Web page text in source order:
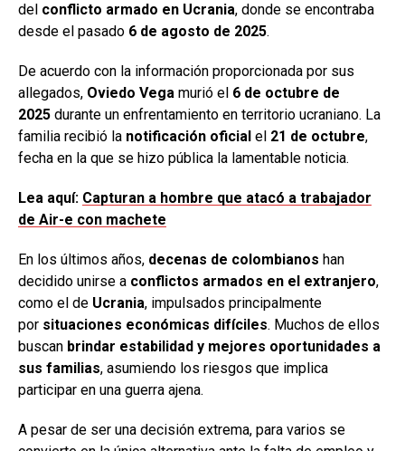
del conflicto armado en Ucrania, donde se encontraba
desde el pasado 6 de agosto de 2025.
De acuerdo con la información proporcionada por sus
allegados, Oviedo Vega murió el 6 de octubre de
2025 durante un enfrentamiento en territorio ucraniano. La
familia recibió la notificación oficial el 21 de octubre,
fecha en la que se hizo pública la lamentable noticia.
Lea aquí: Capturan a hombre que atacó a trabajador
de Air-e con machete
En los últimos años, decenas de colombianos han
decidido unirse a conflictos armados en el extranjero,
como el de Ucrania, impulsados principalmente
por situaciones económicas difíciles. Muchos de ellos
buscan brindar estabilidad y mejores oportunidades a
sus familias, asumiendo los riesgos que implica
participar en una guerra ajena.
A pesar de ser una decisión extrema, para varios se